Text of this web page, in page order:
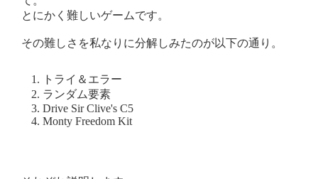
とにかく難しいゲームです。
その難しさを私なりに分解しみたのが以下の通り。
トライ＆エラー
ランダム要素
Drive Sir Clive's C5
Monty Freedom Kit